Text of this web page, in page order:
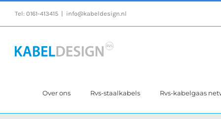
Tel: 0161-413415 info@kabeldesign.nl
Over ons Rvs-staalkabels Rvs-kabelgaas